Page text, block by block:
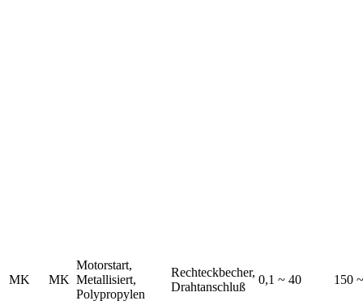
MK MK
Motorstart,
Metallisiert,
Polypropylen
Rechteckbecher,
Drahtanschluß
0,1 ~ 40 150